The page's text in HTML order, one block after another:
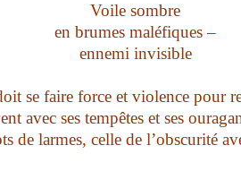
Voile sombre
en brumes maléfiques –
ennemi invisible
se faire force et violence pour
avec ses tempêtes et ses
de larmes, celle de l’obscurité